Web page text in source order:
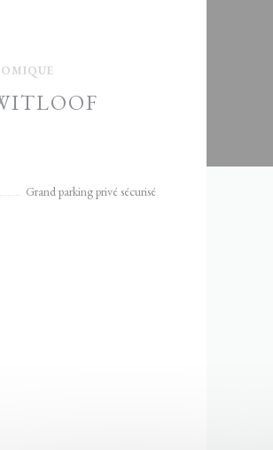
Grand parking privé sécurisé